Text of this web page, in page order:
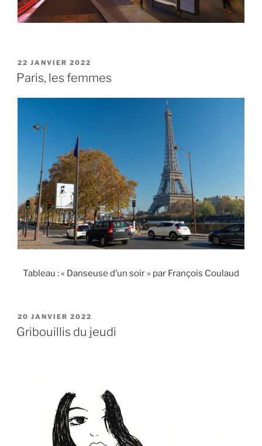
PUBLIÉ
LE
22 JANVIER 2022
Paris, les femmes
Tableau : « Danseuse d’un soir » par François Coulaud
PUBLIÉ
LE
20 JANVIER 2022
Gribouillis du jeudi